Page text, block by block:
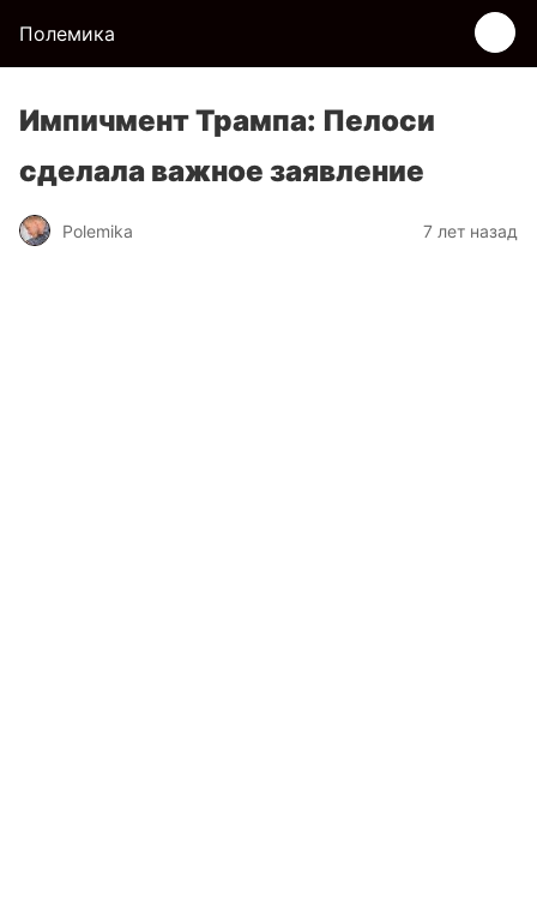
Полемика
Импичмент Трампа: Пелоси
сделала важное заявление
Polemika 7 лет назад